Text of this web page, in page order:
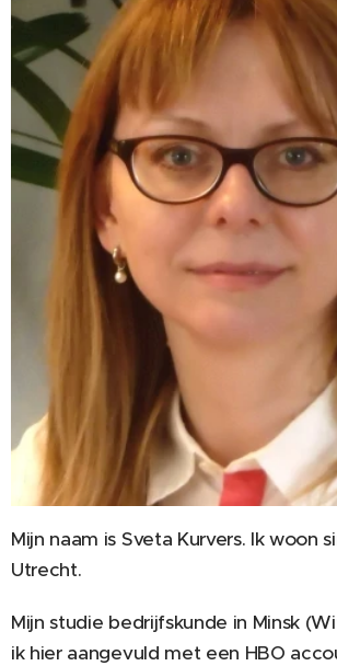
Mijn naam is Sveta Kurvers. Ik woon
Utrecht.
Mijn studie bedrijfskunde in Minsk
ik hier aangevuld met een HBO